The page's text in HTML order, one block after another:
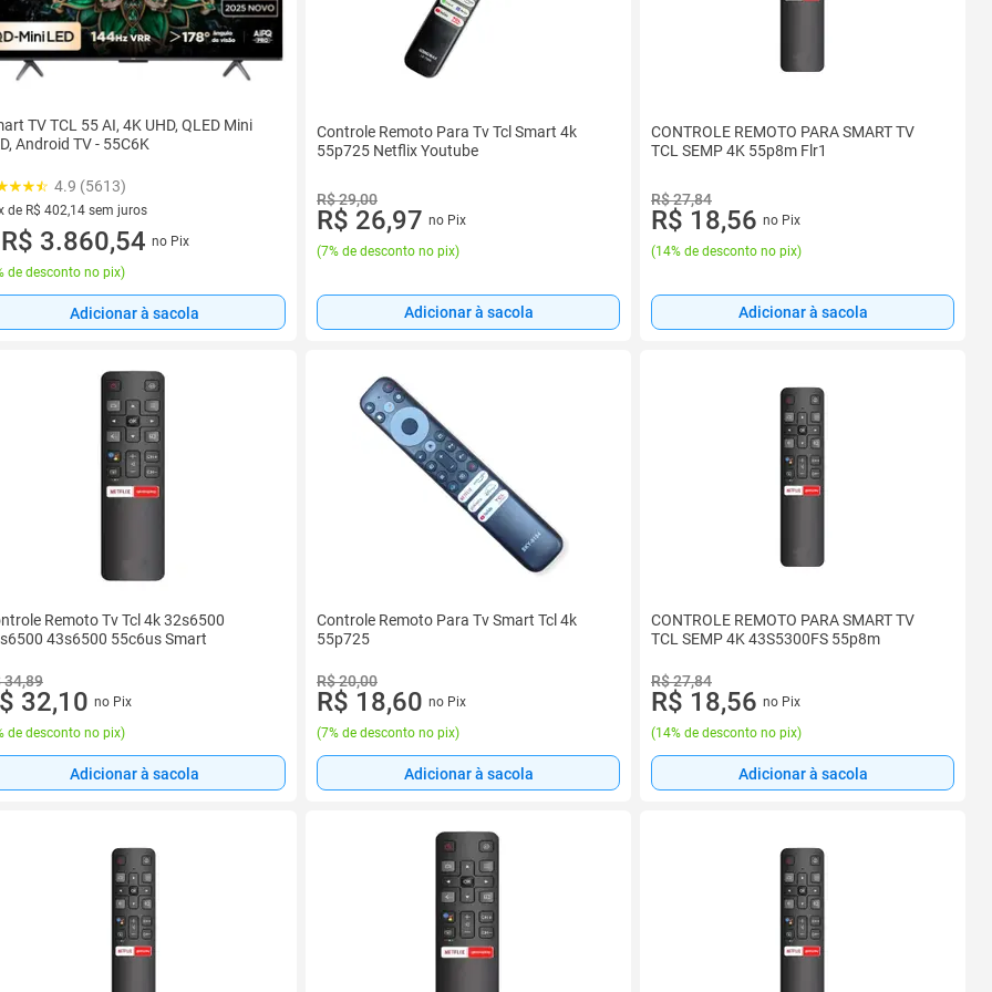
TV TCL 55 AI, 4K UHD, QLED Mini
Android TV - 55C6K
4.9 (5613)
de R$ 402,14 sem juros
vez de R$ 402,14 sem juros
R$ 3.860,54 no Pix
de desconto no pix)
Adicionar à sacola
Controle Remoto Para Tv Tcl Smart 4k
55p725 Netflix Youtube
R$ 29,00
R$ 26,97 no Pix
(7% de desconto no pix)
Adicionar à sacola
CONTROLE REMOTO PARA SMART TV
TCL SEMP 4K 55p8m Flr1
R$ 27,84
R$ 18,56 no Pix
(14% de desconto no pix)
Adicionar à sacola
Remoto Tv Tcl 4k 32s6500
43s6500 55c6us Smart
34,89
32,10 no Pix
de desconto no pix)
Adicionar à sacola
Controle Remoto Para Tv Smart Tcl 4k
55p725
R$ 20,00
R$ 18,60 no Pix
(7% de desconto no pix)
Adicionar à sacola
CONTROLE REMOTO PARA SMART TV
TCL SEMP 4K 43S5300FS 55p8m
R$ 27,84
R$ 18,56 no Pix
(14% de desconto no pix)
Adicionar à sacola